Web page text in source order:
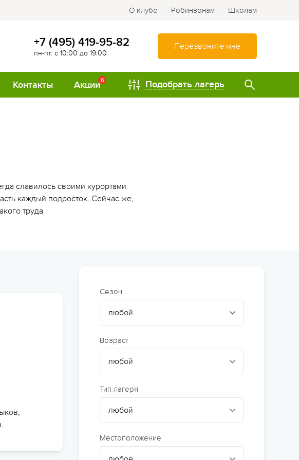
О клубе Робинзонам Школам
+7 (495) 419-95-82
пн-пт: с 10:00 до 19:00
Перезвоните мне
Интеллектуально-
развивающие лагеря
Творческие лагеря
Тематические лагеря
Контакты Акции6 Подобрать лагерь
славилось своими курортами
каждый подросток. Сейчас же,
труда.
Сезон
Возраст
Тип лагеря
Местоположение